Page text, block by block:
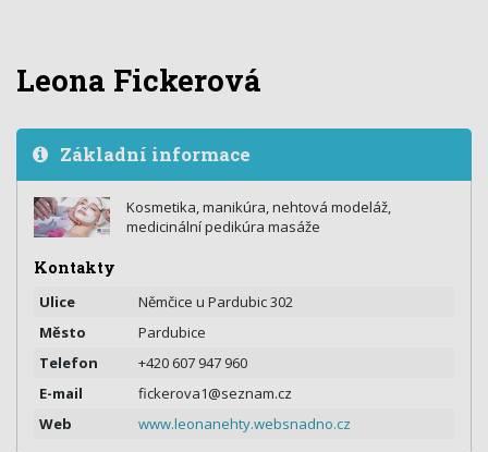
Leona Fickerová
Základní informace
Kosmetika, manikúra, nehtová modeláž,
medicinální pedikúra masáže
Kontakty
Ulice
Němčice u Pardubic 302
Město
Pardubice
Telefon
+420 607 947 960
E-mail
fickerova1@seznam.cz
Web
www.leonanehty.websnadno.cz